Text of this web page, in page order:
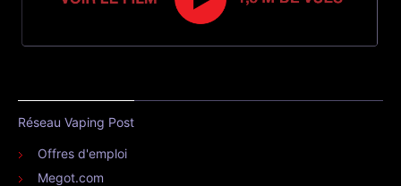
Réseau Vaping Post
Offres d'emploi
Megot.com